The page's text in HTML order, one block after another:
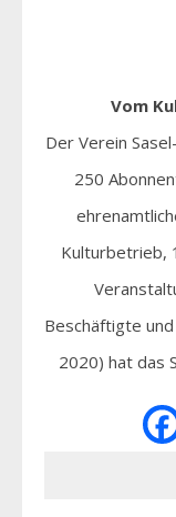
Vom
Der Verein
250
Kulturbetrieb,
Beschäftigte
2020) hat das